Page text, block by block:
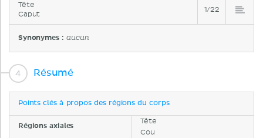
Tête
Caput
1/22
Synonymes :aucun
Résumé
Points clés à propos des régions du corps
Régions axiales
Tête
Cou